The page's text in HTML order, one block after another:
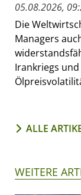
05.08.2026,
Die
Managers
Irankriegs
ALLE
WEITERE